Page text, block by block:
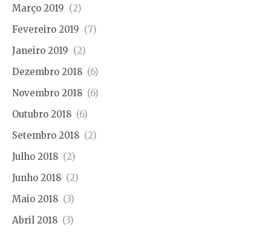
Março 2019 (2)
Fevereiro 2019 (7)
Janeiro 2019 (2)
Dezembro 2018 (6)
Novembro 2018 (6)
Outubro 2018 (6)
Setembro 2018 (2)
Julho 2018 (2)
Junho 2018 (2)
Maio 2018 (3)
Abril 2018 (3)